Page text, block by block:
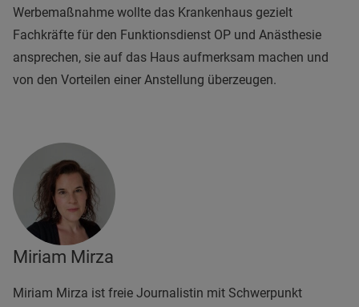
Werbemaßnahme wollte das Krankenhaus gezielt
Fachkräfte für den Funktionsdienst OP und Anästhesie
ansprechen, sie auf das Haus aufmerksam machen und
von den Vorteilen einer Anstellung überzeugen.
Miriam Mirza
Miriam Mirza ist freie Journalistin mit Schwerpunkt